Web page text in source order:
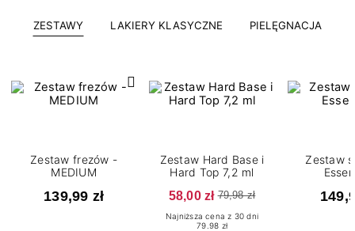
ZESTAWY LAKIERY KLASYCZNE PIELĘGNACJA
Zestaw frezów -
MEDIUM
139,99 zł
Zestaw Hard Base i
Hard Top 7,2 ml
58,00 zł 79,98 zł
Najniższa cena z 30 dni
79.98 zł
Zestaw